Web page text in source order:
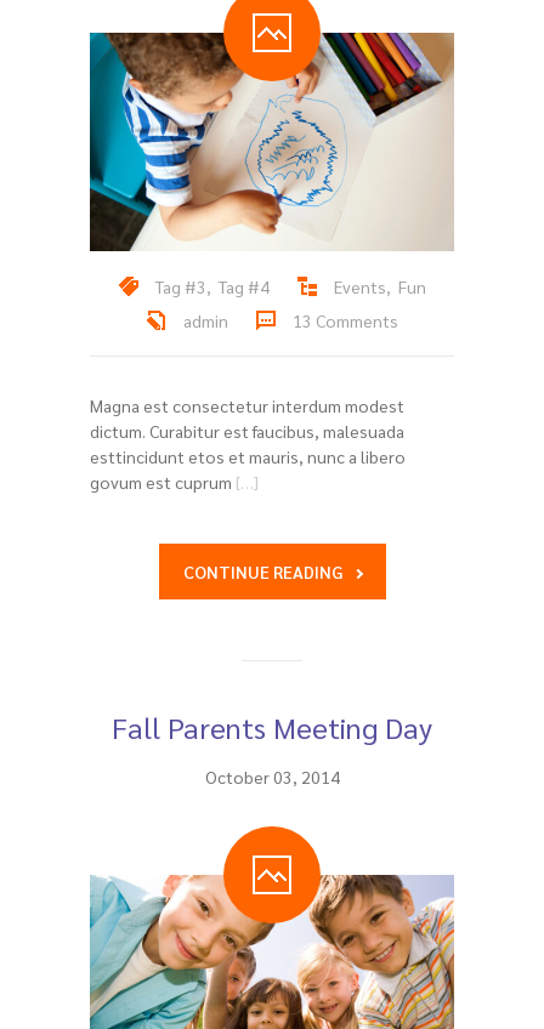
Tag #3, Tag #4 Events, Fun
admin
13 Comments
Magna est consectetur interdum modest
dictum. Curabitur est faucibus, malesuada
esttincidunt etos et mauris, nunc a libero
govum est cuprum […]
CONTINUE READING
Fall Parents Meeting Day
October 03, 2014